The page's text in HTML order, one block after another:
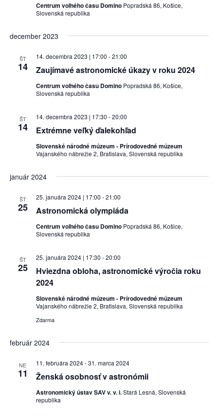
Centrum voľného času Domino Popradská 86, Košice,
Slovenská republika
december 2023
ŠT
14 Zaujímavé astronomické úkazy v roku 2024
14. decembra 2023 | 17:00 -21:00
Centrum voľného času Domino Popradská 86, Košice,
Slovenská republika
ŠT
14 Extrémne veľký ďalekohľad
14. decembra 2023 | 17:30 -20:00
Slovenské národné múzeum - Prírodovedné múzeum
Vajanského nábrežie 2, Bratislava, Slovenská republika
január 2024
ŠT
25 Astronomická olympiáda
25. januára 2024 | 17:00 -21:00
Centrum voľného času Domino Popradská 86, Košice,
Slovenská republika
ŠT
25
Hviezdna obloha, astronomické výročia roku
2024
25. januára 2024 | 17:30 -20:00
Slovenské národné múzeum - Prírodovedné múzeum
Vajanského nábrežie 2, Bratislava, Slovenská republika
Zdarma
február 2024
NE
11 Ženská osobnosť v astronómii
11. februára 2024-31. marca 2024
Astronomický ústav SAV v. v. i.Stará Lesná, Slovenská
republika